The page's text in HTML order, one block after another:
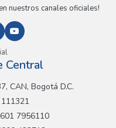
nuestros canales oficiales!
Central
CAN, Bogotá D.C.
111321
7956110